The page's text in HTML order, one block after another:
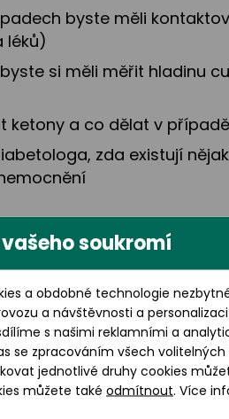
byste měli
léků)
si měli měřit hladinu
ketony a co dělat v
zda existují
soukromí
a obdobné technologie
a návštěvnosti a
s našimi reklamními a
se zpracováním všech
jednotlivé druhy cookies
můžete také odmítnout. Více